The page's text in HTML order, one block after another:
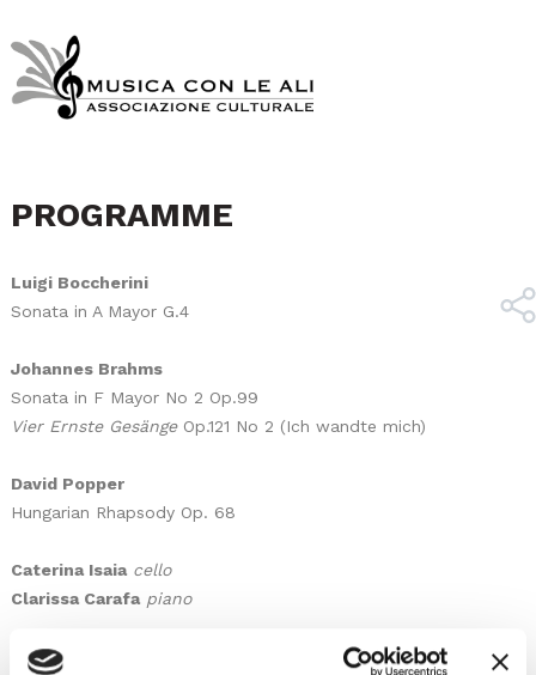
PROGRAMME
Luigi Boccherini
Sonata in A Mayor G.4
Johannes Brahms
Sonata in F Mayor No 2 Op.99
Vier Ernste GesängeOp.121 No 2 (Ich wandte mich)
David Popper
Hungarian Rhapsody Op. 68
Caterina Isaia cello
Clarissa Carafa piano
SUBSCRIPTION TO 5 CONCERTS